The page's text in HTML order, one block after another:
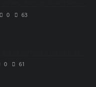
0 63
0 61